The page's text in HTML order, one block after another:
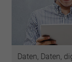
Kategorien
Daten, Daten,